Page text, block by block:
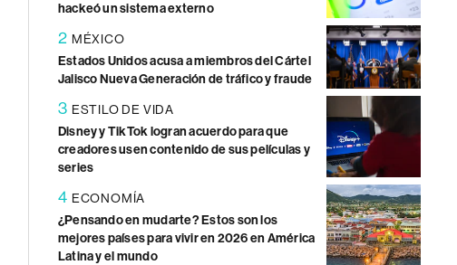
hackeó un sistema externo
2 MÉXICO
Estados Unidos acusa a miembros del Cártel
Jalisco Nueva Generación de tráfico y fraude
3 ESTILO DE VIDA
Disney y TikTok logran acuerdo para que
creadores usen contenido de sus películas y
series
4 ECONOMÍA
¿Pensando en mudarte? Estos son los
mejores países para vivir en 2026 en América
Latina y el mundo